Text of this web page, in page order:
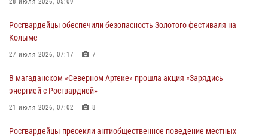
28 июля 2026, 05:09
Росгвардейцы обеспечили безопасность Золотого фестиваля на
Колыме
27 июля 2026, 07:17 7
В магаданском «Северном Артеке» прошла акция «Зарядись
энергией с Росгвардией»
21 июля 2026, 07:02 8
Росгвардейцы пресекли антиобщественное поведение местных